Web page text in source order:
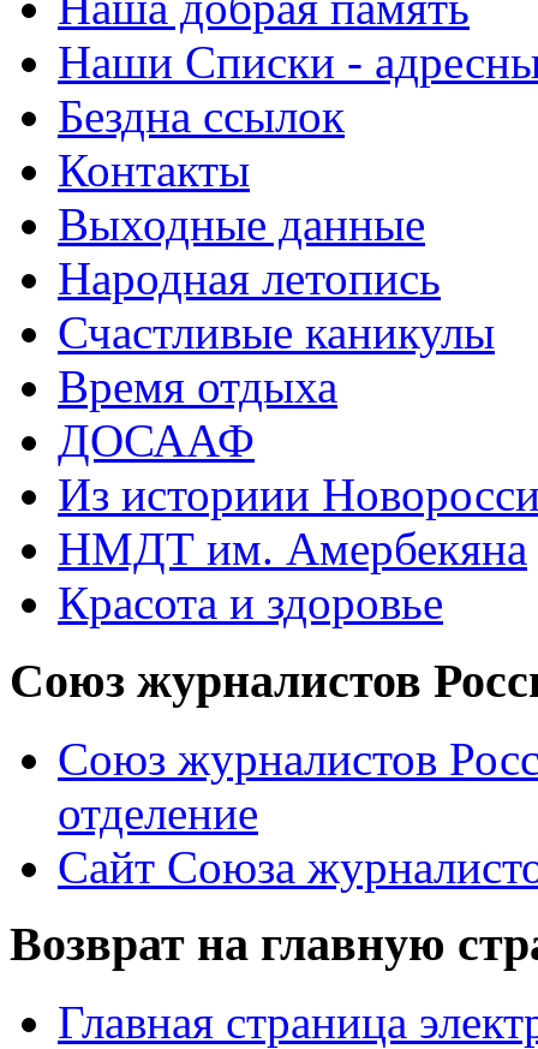
Наши Списки -
Бездна ссылок
Контакты
Выходные данные
Народная летопись
Счастливые каникулы
Время отдыха
ДОСААФ
Из историии
НМДТ им. Амербекяна
Красота и здоровье
Союз журналистов
Союз журналистов
отделение
Сайт Союза
Возврат на главную
Главная страница